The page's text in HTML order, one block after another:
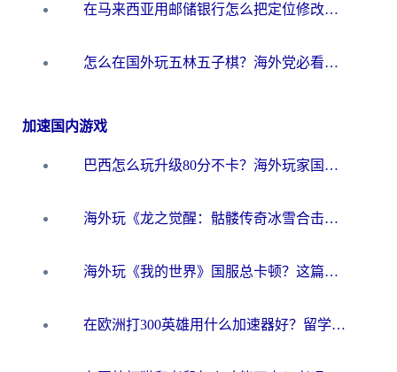
在马来西亚用邮储银行怎么把定位修改到中国国内？3个海外生活痛点一次解决
怎么在国外玩五林五子棋？海外党必看的回国加速全攻略（附优酷荔枝FM解决方法）
加速国内游戏
巴西怎么玩升级80分不卡？海外玩家国服游戏加速器终极指南（附避坑技巧）
海外玩《龙之觉醒：骷髅传奇冰雪合击》延迟高？这篇指南帮你解决卡顿烦恼！
海外玩《我的世界》国服总卡顿？这篇我的世界游戏加速器指南帮你解决所有问题
在欧洲打300英雄用什么加速器好？留学生亲测有效的解决方案来了